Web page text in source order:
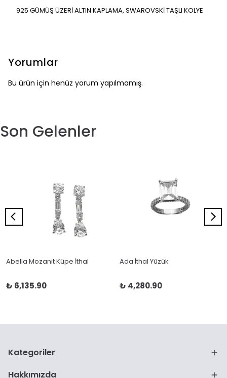
925 GÜMÜŞ ÜZERİ ALTIN KAPLAMA, SWAROVSKİ TAŞLI KOLYE
Yorumlar
Bu ürün için henüz yorum yapılmamış.
Son Gelenler
Abella Mozanit Küpe İthal
₺ 6,135.90
Ada İthal Yüzük
₺ 4,280.90
Kategoriler
Hakkımızda